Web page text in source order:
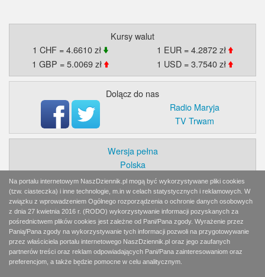
Kursy walut
1 CHF = 4.6610 zł
1 EUR = 4.2872 zł
1 GBP = 5.0069 zł
1 USD = 3.7540 zł
Dolącz do nas
Radio Maryja
TV Trwam
Wersja pełna
Polska
Świat
Ekonomia
Myśl
Wiara
Sport
BlogiAiD
Zaproszenia
Na portalu internetowym NaszDziennik.pl mogą być wykorzystywane pliki cookies
(tzw. ciasteczka) i inne technologie, m.in w celach statystycznych i reklamowych. W
związku z wprowadzeniem Ogólnego rozporządzenia o ochronie danych osobowych
z dnia 27 kwietnia 2016 r. (RODO) wykorzystywanie informacji pozyskanych za
pośrednictwem plików cookies jest zależne od Pani/Pana zgody. Wyrażenie przez
Panią/Pana zgody na wykorzystywanie tych informacji pozwoli na przygotowywanie
przez właściciela portalu internetowego NaszDziennik.pl oraz jego zaufanych
partnerów treści oraz reklam odpowiadających Pani/Pana zainteresowaniom oraz
preferencjom, a także będzie pomocne w celu analitycznym.